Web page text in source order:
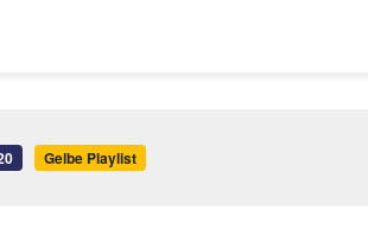
Gelbe Playlist